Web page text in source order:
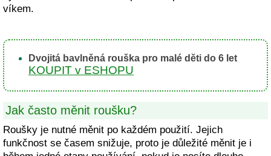
víkem.
Dvojitá bavlněná rouška pro malé děti do 6 let
KOUPIT v ESHOPU
Jak často měnit roušku?
Roušky je nutné měnit po každém použití. Jejich
funkčnost se časem snižuje, proto je důležité měnit je i